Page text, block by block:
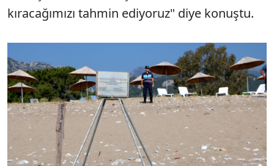
kıracağımızı tahmin ediyoruz" diye konuştu.